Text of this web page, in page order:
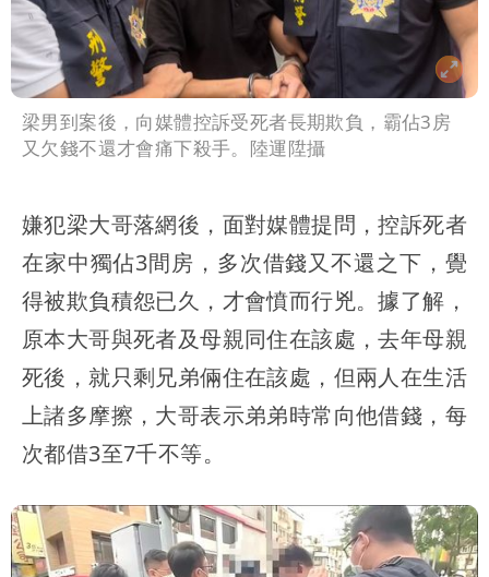
梁男到案後，向媒體控訴受死者長期欺負，霸佔3房
又欠錢不還才會痛下殺手。陸運陞攝
嫌犯梁大哥落網後，面對媒體提問，控訴死者
在家中獨佔3間房，多次借錢又不還之下，覺
得被欺負積怨已久，才會憤而行兇。據了解，
原本大哥與死者及母親同住在該處，去年母親
死後，就只剩兄弟倆住在該處，但兩人在生活
上諸多摩擦，大哥表示弟弟時常向他借錢，每
次都借3至7千不等。